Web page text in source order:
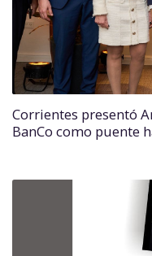
Corrientes presentó
BanCo como puente